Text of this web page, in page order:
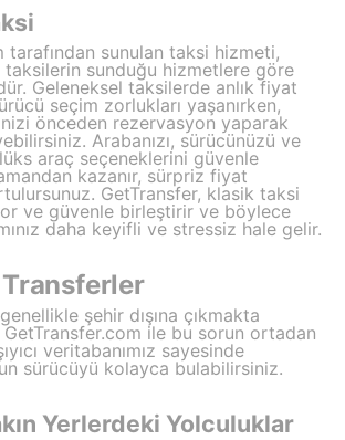
tarafından sunulan taksi hizmeti,
taksilerin sunduğu hizmetlere göre
Geleneksel taksilerde anlık fiyat
seçim zorlukları yaşanırken,
önceden rezervasyon yaparak
Arabanızı, sürücünüzü ve
araç seçeneklerini güvenle
kazanır, sürpriz fiyat
GetTransfer, klasik taksi
ve güvenle birleştirir ve böylece
daha keyifli ve stressiz hale gelir.
Transferler
şehir dışına çıkmakta
ile bu sorun ortadan
veritabanımız sayesinde
sürücüyü kolayca bulabilirsiniz.
Yerlerdeki Yolculuklar